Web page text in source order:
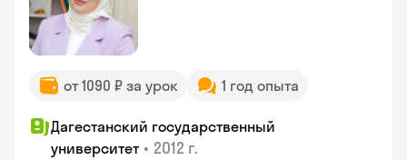
от 1090 ₽ за урок 1 год опыта
Дагестанский государственный
университет • 2012 г.